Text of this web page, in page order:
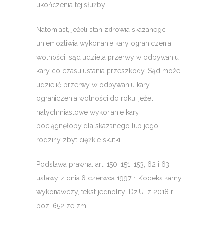
ukończenia tej służby.
Natomiast, jeżeli stan zdrowia skazanego
uniemożliwia wykonanie kary ograniczenia
wolności, sąd udziela przerwy w odbywaniu
kary do czasu ustania przeszkody. Sąd może
udzielić przerwy w odbywaniu kary
ograniczenia wolności do roku, jeżeli
natychmiastowe wykonanie kary
pociągnęłoby dla skazanego lub jego
rodziny zbyt ciężkie skutki.
Podstawa prawna: art. 150, 151, 153, 62 i 63
ustawy z dnia 6 czerwca 1997 r. Kodeks karny
wykonawczy, tekst jednolity: Dz.U. z 2018 r.,
poz. 652 ze zm.